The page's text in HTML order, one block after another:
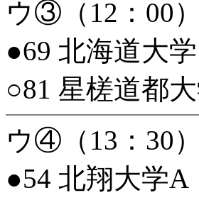
ウ③（12：00）
●69 北海道大学
○81 星槎道都
ウ④（13：30）
●54 北翔大学A